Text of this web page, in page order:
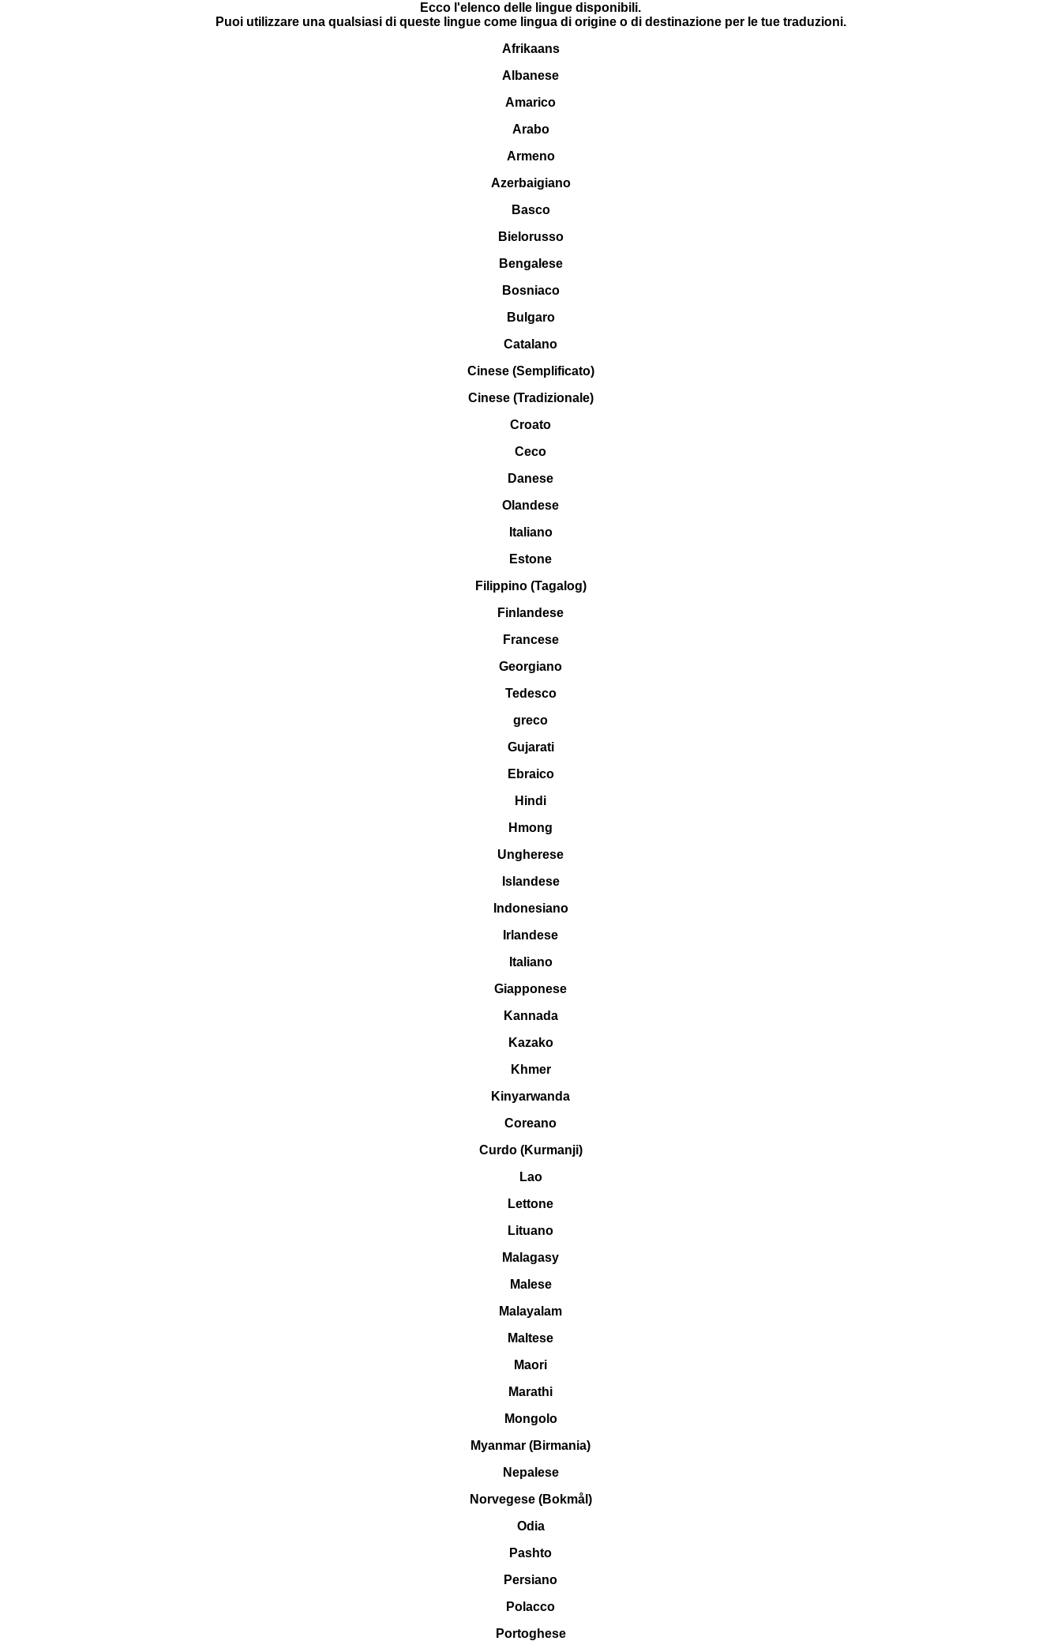
Ecco l'elenco delle lingue disponibili.
Puoi utilizzare una qualsiasi di queste lingue come lingua di origine o di destinazione per le tue traduzioni.
Afrikaans
Albanese
Amarico
Arabo
Armeno
Azerbaigiano
Basco
Bielorusso
Bengalese
Bosniaco
Bulgaro
Catalano
Cinese (Semplificato)
Cinese (Tradizionale)
Croato
Ceco
Danese
Olandese
Italiano
Estone
Filippino (Tagalog)
Finlandese
Francese
Georgiano
Tedesco
greco
Gujarati
Ebraico
Hindi
Hmong
Ungherese
Islandese
Indonesiano
Irlandese
Italiano
Giapponese
Kannada
Kazako
Khmer
Kinyarwanda
Coreano
Curdo (Kurmanji)
Lao
Lettone
Lituano
Malagasy
Malese
Malayalam
Maltese
Maori
Marathi
Mongolo
Myanmar (Birmania)
Nepalese
Norvegese (Bokmål)
Odia
Pashto
Persiano
Polacco
Portoghese